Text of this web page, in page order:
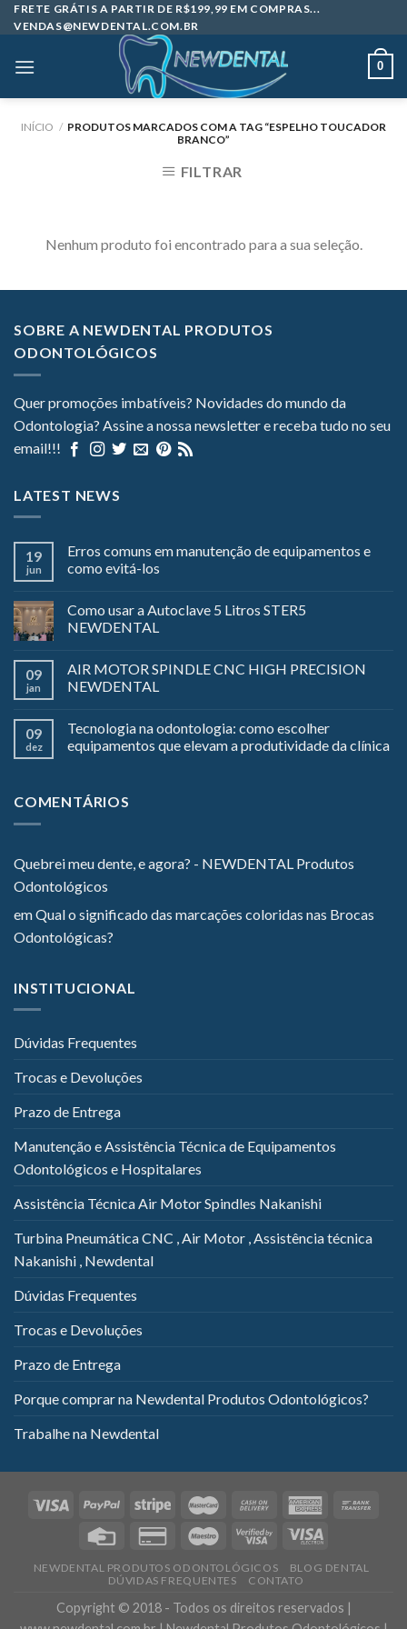
Skip
to
FRETE GRÁTIS A PARTIR DE R$199,99 EM COMPRAS...
VENDAS@NEWDENTAL.COM.BR
0
INÍCIO / PRODUTOS MARCADOS COM A TAG “ESPELHO TOUCADOR
BRANCO”
FILTRAR
Nenhum produto foi encontrado para a sua seleção.
SOBRE A NEWDENTAL PRODUTOS
ODONTOLÓGICOS
Quer promoções imbatíveis? Novidades do mundo da
Odontologia? Assine a nossa newsletter e receba tudo no seu
email!!!
LATEST NEWS
19
jun
Erros comuns em manutenção de equipamentos e
como evitá-los
Como usar a Autoclave 5 Litros STER5
NEWDENTAL
09
jan
AIR MOTOR SPINDLE CNC HIGH PRECISION
NEWDENTAL
09
dez
Tecnologia na odontologia: como escolher
equipamentos que elevam a produtividade da clínica
COMENTÁRIOS
Quebrei meu dente, e agora? - NEWDENTAL Produtos
Odontológicos
emQual o significado das marcações coloridas nas Brocas
Odontológicas?
INSTITUCIONAL
Dúvidas Frequentes
Trocas e Devoluções
Prazo de Entrega
Manutenção e Assistência Técnica de Equipamentos
Odontológicos e Hospitalares
Assistência Técnica Air Motor Spindles Nakanishi
Turbina Pneumática CNC , Air Motor , Assistência técnica
Nakanishi , Newdental
Dúvidas Frequentes
Trocas e Devoluções
Prazo de Entrega
Porque comprar na Newdental Produtos Odontológicos?
Trabalhe na Newdental
NEWDENTAL PRODUTOS ODONTOLÓGICOS
BLOG DENTAL
DÚVIDAS FREQUENTES
CONTATO
Copyright © 2018 - Todos os direitos reservados |